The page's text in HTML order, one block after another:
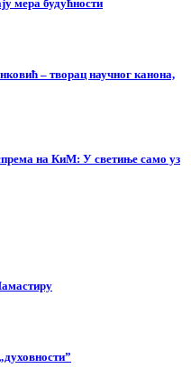
мера будућности
– творац научног канона,
на КиМ: У светиње само уз